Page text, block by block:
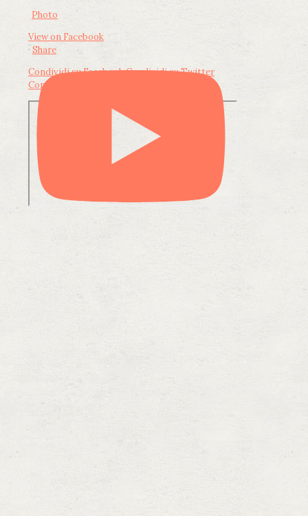
Photo
View on Facebook
· Share
Condividi su FacebookCondividi su Twitter
Condividi su LinkedIn